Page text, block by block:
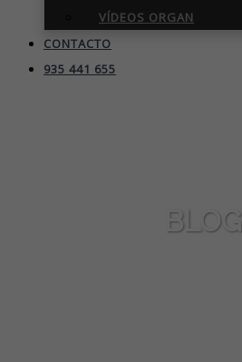
VÍDEOS ORGAN
CONTACTO
935 441 655
BLOG